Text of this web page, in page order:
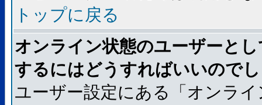
トップに戻る
オンライン状態のユーザーと
するにはどうすればいいので
ユーザー設定にある「オンラ